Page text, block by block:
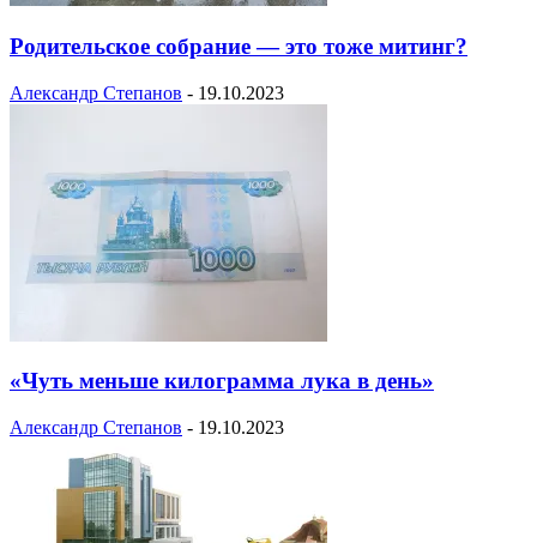
Родительское собрание — это тоже митинг?
Александр Степанов - 19.10.2023
«Чуть меньше килограмма лука в день»
Александр Степанов - 19.10.2023